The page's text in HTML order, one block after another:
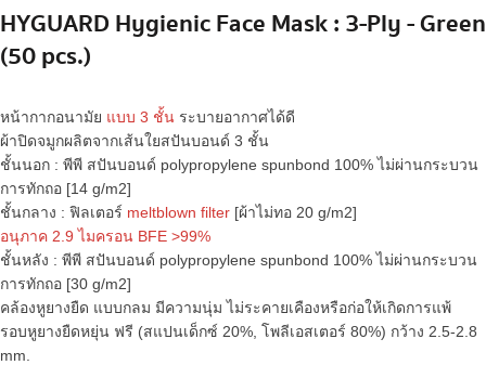
HYGUARD Hygienic Face Mask : 3-Ply - Green
(50 pcs.)
หน้ากากอนามัย แบบ 3 ชั้น ระบายอากาศได้ดี
ผ้าปิดจมูกผลิตจากเส้นใยสปันบอนด์ 3 ชั้น
ชั้นนอก : พีพี สปันบอนด์ polypropylene spunbond 100% ไม่ผ่านกระบวน
การทักถอ [14 g/m2]
ชั้นกลาง : ฟิลเตอร์ meltblown filter [ผ้าไม่ทอ 20 g/m2]
อนุภาค 2.9 ไมครอน BFE >99%
ชั้นหลัง : พีพี สปันบอนด์ polypropylene spunbond 100% ไม่ผ่านกระบวน
การทักถอ [30 g/m2]
คล้องหูยางยืด แบบกลม มีความนุ่ม ไม่ระคายเคืองหรือก่อให้เกิดการแพ้
รอบหูยางยืดหยุ่น ฟรี (สแปนเด็กซ์ 20%, โพลีเอสเตอร์ 80%) กว้าง 2.5-2.8
mm.